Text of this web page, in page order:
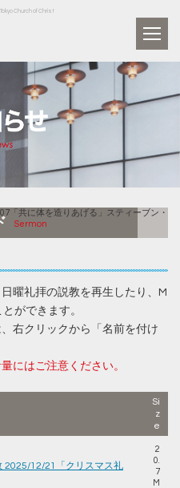
Church of Christ
「共に体を造りあげる」スティーブン・
Sermon
曜礼拝の説教を再生したり、M
ができます。
右クリックから「名前を付け
にはご注意ください。
Si
z
e
2025/12/21「クリスマス礼
2
0.
7
M